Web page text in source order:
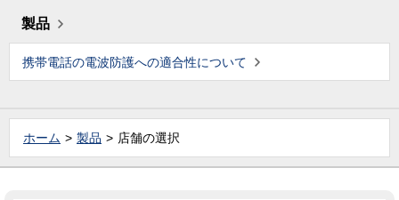
製品
携帯電話の電波防護への適合性について
ホーム 製品 店舗の選択